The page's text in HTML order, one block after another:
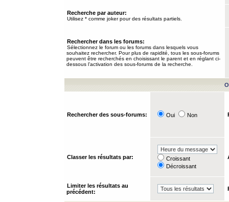
Recherche par auteur:
Utilisez * comme joker pour des résultats partiels.
Rechercher dans les forums:
Sélectionnez le forum ou les forums dans lesquels vous
souhaitez rechercher. Pour plus de rapidité, tous les sous-forums
peuvent être recherchés en choisissant le parent et en réglant ci-
dessous l’activation des sous-forums de la recherche.
Rechercher des sous-forums: Oui Non
Classer les résultats par:
Croissant
Décroissant
Limiter les résultats au
précédent: